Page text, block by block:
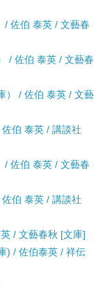
/ 佐伯 泰英 / 文藝春
/ 佐伯 泰英 / 文藝春
） / 佐伯 泰英 / 文藝
伯 泰英 / 講談社
/ 佐伯 泰英 / 文藝春
伯 泰英 / 講談社
/ 文藝春秋 [文庫]
) / 佐伯泰英 / 祥伝